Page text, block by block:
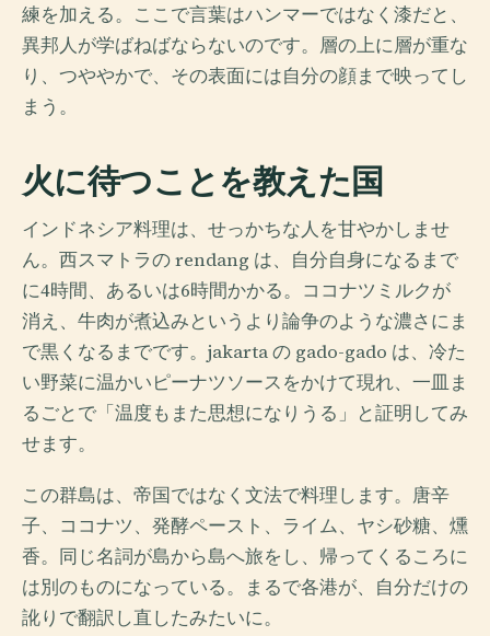
練を加える。ここで言葉はハンマーではなく漆だと、
異邦人が学ばねばならないのです。層の上に層が重な
り、つややかで、その表面には自分の顔まで映ってし
まう。
火に待つことを教えた国
インドネシア料理は、せっかちな人を甘やかしませ
ん。西スマトラの rendang は、自分自身になるまで
に4時間、あるいは6時間かかる。ココナツミルクが
消え、牛肉が煮込みというより論争のような濃さにま
で黒くなるまでです。jakarta の gado-gado は、冷た
い野菜に温かいピーナツソースをかけて現れ、一皿ま
るごとで「温度もまた思想になりうる」と証明してみ
せます。
この群島は、帝国ではなく文法で料理します。唐辛
子、ココナツ、発酵ペースト、ライム、ヤシ砂糖、燻
香。同じ名詞が島から島へ旅をし、帰ってくるころに
は別のものになっている。まるで各港が、自分だけの
訛りで翻訳し直したみたいに。